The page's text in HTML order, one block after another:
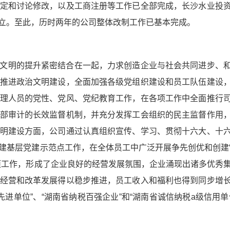
和讨论修改，以及工商注册等工作已全部完成，长沙水业投
至此，历时两年的公司整体改制工作已基本完成。
明的提升紧密结合在一起，力求创造企业与社会共同进步、
进政治文明建设，全面加强各级党组织建设和员工队伍建设
人员的党性、党风、党纪教育工作，在各项工作中全面推行
审计的长效监督机制，并充分发挥工会组织的民主监督作用
建设方面，公司通过认真组织宣传、学习、贯彻十六大、十
基层党建示范点工作，在全体员工中广泛开展争先创优和创建
作，形成了企业良好的经营发展氛围，企业涌现出诸多优秀
营和改革发展得以稳步推进，员工收入和福利也得到同步增
单位”、“湖南省纳税百强企业”和“湖南省诚信纳税a级信用单